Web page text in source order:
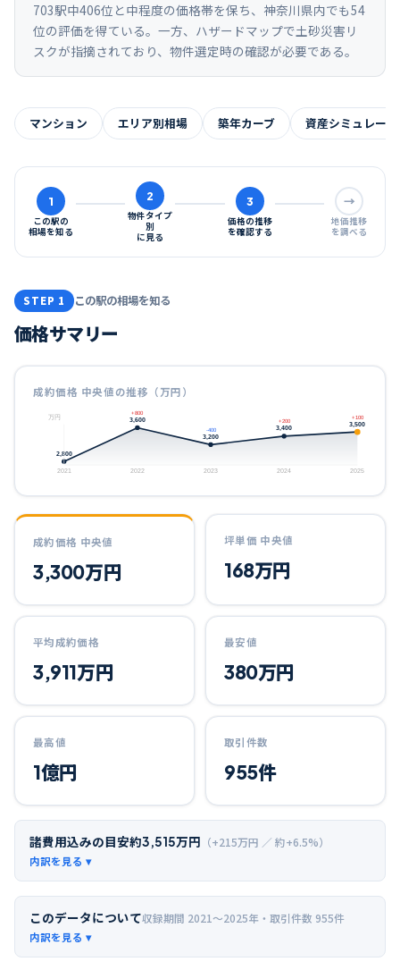
703駅中406位と中程度の価格帯を保ち、神奈川県内でも54
位の評価を得ている。一方、ハザードマップで土砂災害リ
スクが指摘されており、物件選定時の確認が必要である。
マンション エリア別相場 築年カーブ 資産シミュレー
1
この駅の
相場を知る
2
物件タイプ
別
に見る
3
価格の推移
を確認する
→
地価推移
を調べる
STEP 1 この駅の相場を知る
価格サマリー
成約価格 中央値の推移（万円）
万円
2,800
2021
3,600
+800
2022
3,200
-400
2023
3,400
+200
2024
3,500
+100
2025
成約価格 中央値
3,300万円
坪単価 中央値
168万円
平均成約価格
3,911万円
最安値
380万円
最高値
1億円
取引件数
955件
諸費用込みの目安約3,515万円 （+215万円 ／ 約+6.5%）
このデータについて収録期間 2021〜2025年 ・取引件数 955件